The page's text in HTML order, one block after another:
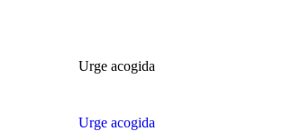
Urge acogida
Urge acogida